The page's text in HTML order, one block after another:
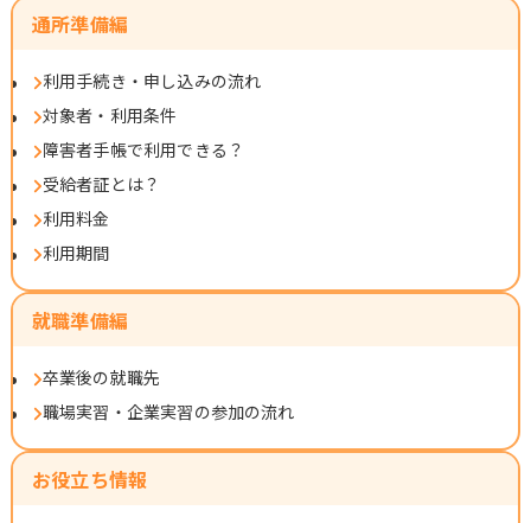
通所準備編
利用手続き・申し込みの流れ
対象者・利用条件
障害者手帳で利用できる？
受給者証とは？
利用料金
利用期間
就職準備編
卒業後の就職先
職場実習・企業実習の参加の流れ
お役立ち情報